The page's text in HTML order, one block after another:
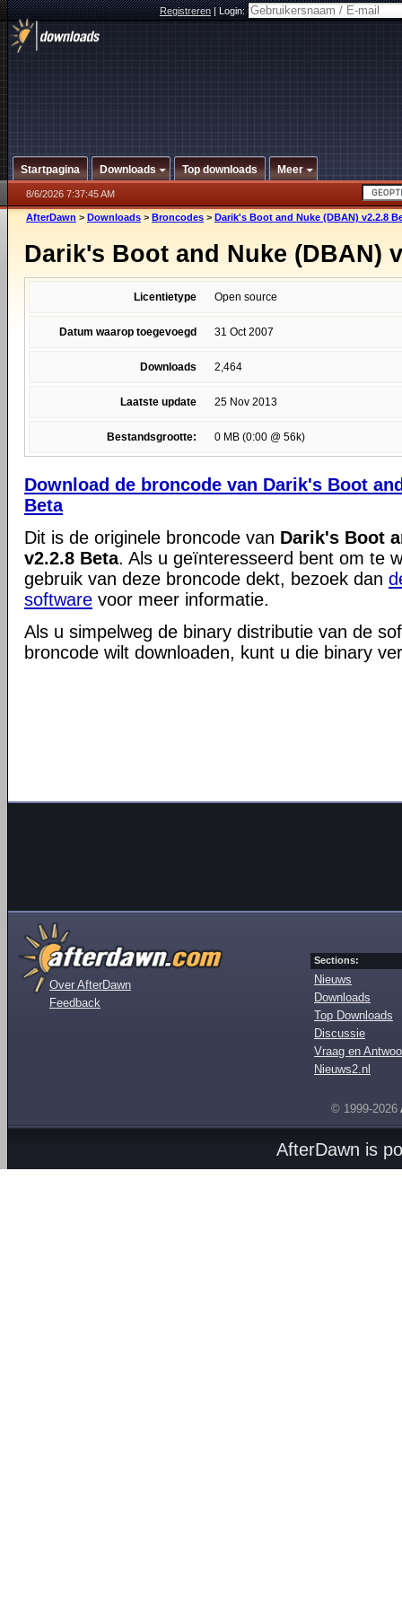
Registreren|Login:
Startpagina Downloads Top downloads Meer
8/6/2026 7:37:45 AM
AfterDawn > Downloads > Broncodes > Darik's Boot and Nuke (DBAN) v2.2.8
Darik's Boot and Nuke (DBAN)
Licentietype Open source
Datum waarop toegevoegd 31 Oct 2007
Downloads 2,464
Laatste update 25 Nov 2013
Bestandsgrootte: 0 MB (0:00 @ 56k)
Download de broncode van Darik's Boot
Beta
Dit is de originele broncode van Darik's Boot
v2.2.8 Beta. Als u geïnteresseerd bent om te
gebruik van deze broncode dekt, bezoek dan
software voor meer informatie.
Als u simpelweg de binary distributie van de
broncode wilt downloaden, kunt u die binary
Over AfterDawn
Feedback
Sections:
Nieuws
Downloads
Top Downloads
Discussie
Vraag en
Nieuws2.nl
© 1999-2026
AfterDawn is